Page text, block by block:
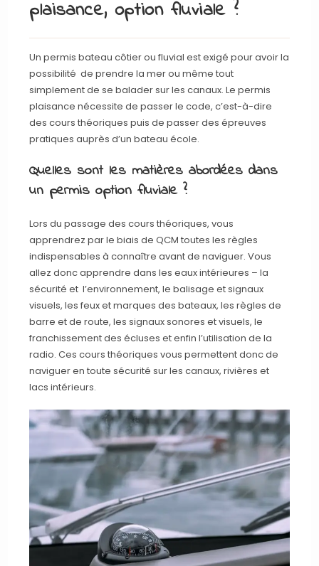
plaisance, option fluviale ?
Un permis bateau côtier ou fluvial est exigé pour avoir la
possibilité de prendre la mer ou même tout
simplement de se balader sur les canaux. Le permis
plaisance nécessite de passer le code, c’est-à-dire
des cours théoriques puis de passer des épreuves
pratiques auprès d’un bateau école.
Quelles sont les matières abordées dans
un permis option fluviale ?
Lors du passage des cours théoriques, vous
apprendrez par le biais de QCM toutes les règles
indispensables à connaître avant de naviguer. Vous
allez donc apprendre dans les eaux intérieures – la
sécurité et l’environnement, le balisage et signaux
visuels, les feux et marques des bateaux, les règles de
barre et de route, les signaux sonores et visuels, le
franchissement des écluses et enfin l’utilisation de la
radio. Ces cours théoriques vous permettent donc de
naviguer en toute sécurité sur les canaux, rivières et
lacs intérieurs.